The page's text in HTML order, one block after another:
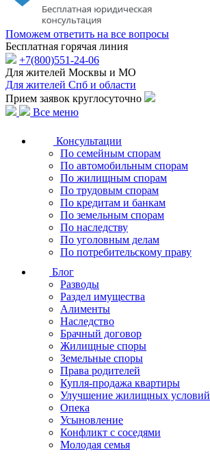
Поможем ответить на все вопросы
Бесплатная горячая линия
+7(800)551-24-06
Для жителей Москвы и МО
Для жителей Спб и области
Прием заявок круглосуточно
Все меню
Консультации
По семейным спорам
По автомобильным спорам
По жилищным спорам
По трудовым спорам
По кредитам и банкам
По земельным спорам
По наследству
По уголовным делам
По потребительскому праву
Блог
Разводы
Раздел имущества
Алименты
Наследство
Брачный договор
Жилищные споры
Земельные споры
Права родителей
Купля-продажа квартиры
Улучшение жилищных условий
Опека
Усыновление
Конфликт с соседями
Молодая семья